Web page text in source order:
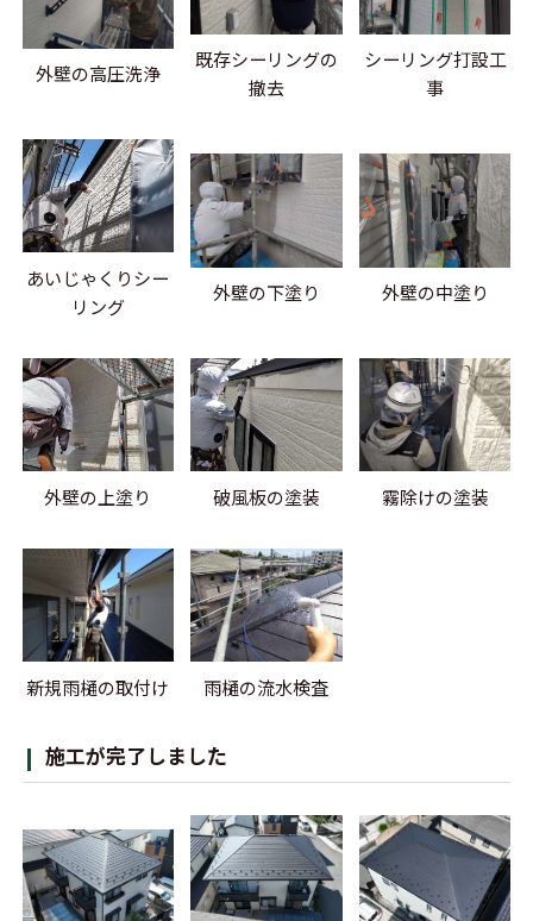
外壁の高圧洗浄
既存シーリングの
撤去
シーリング打設工
事
あいじゃくりシー
リング
外壁の下塗り 外壁の中塗り
外壁の上塗り 破風板の塗装 霧除けの塗装
新規雨樋の取付け 雨樋の流水検査
施工が完了しました